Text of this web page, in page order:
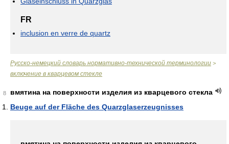
FR
inclusion en verre de quartz
Русско-немецкий словарь нормативно-технической терминологии >
включение в кварцевом стекле
8
вмятина на поверхности изделия из кварцевого стекла
Beuge auf der Fläche des Quarzglaserzeugnisses